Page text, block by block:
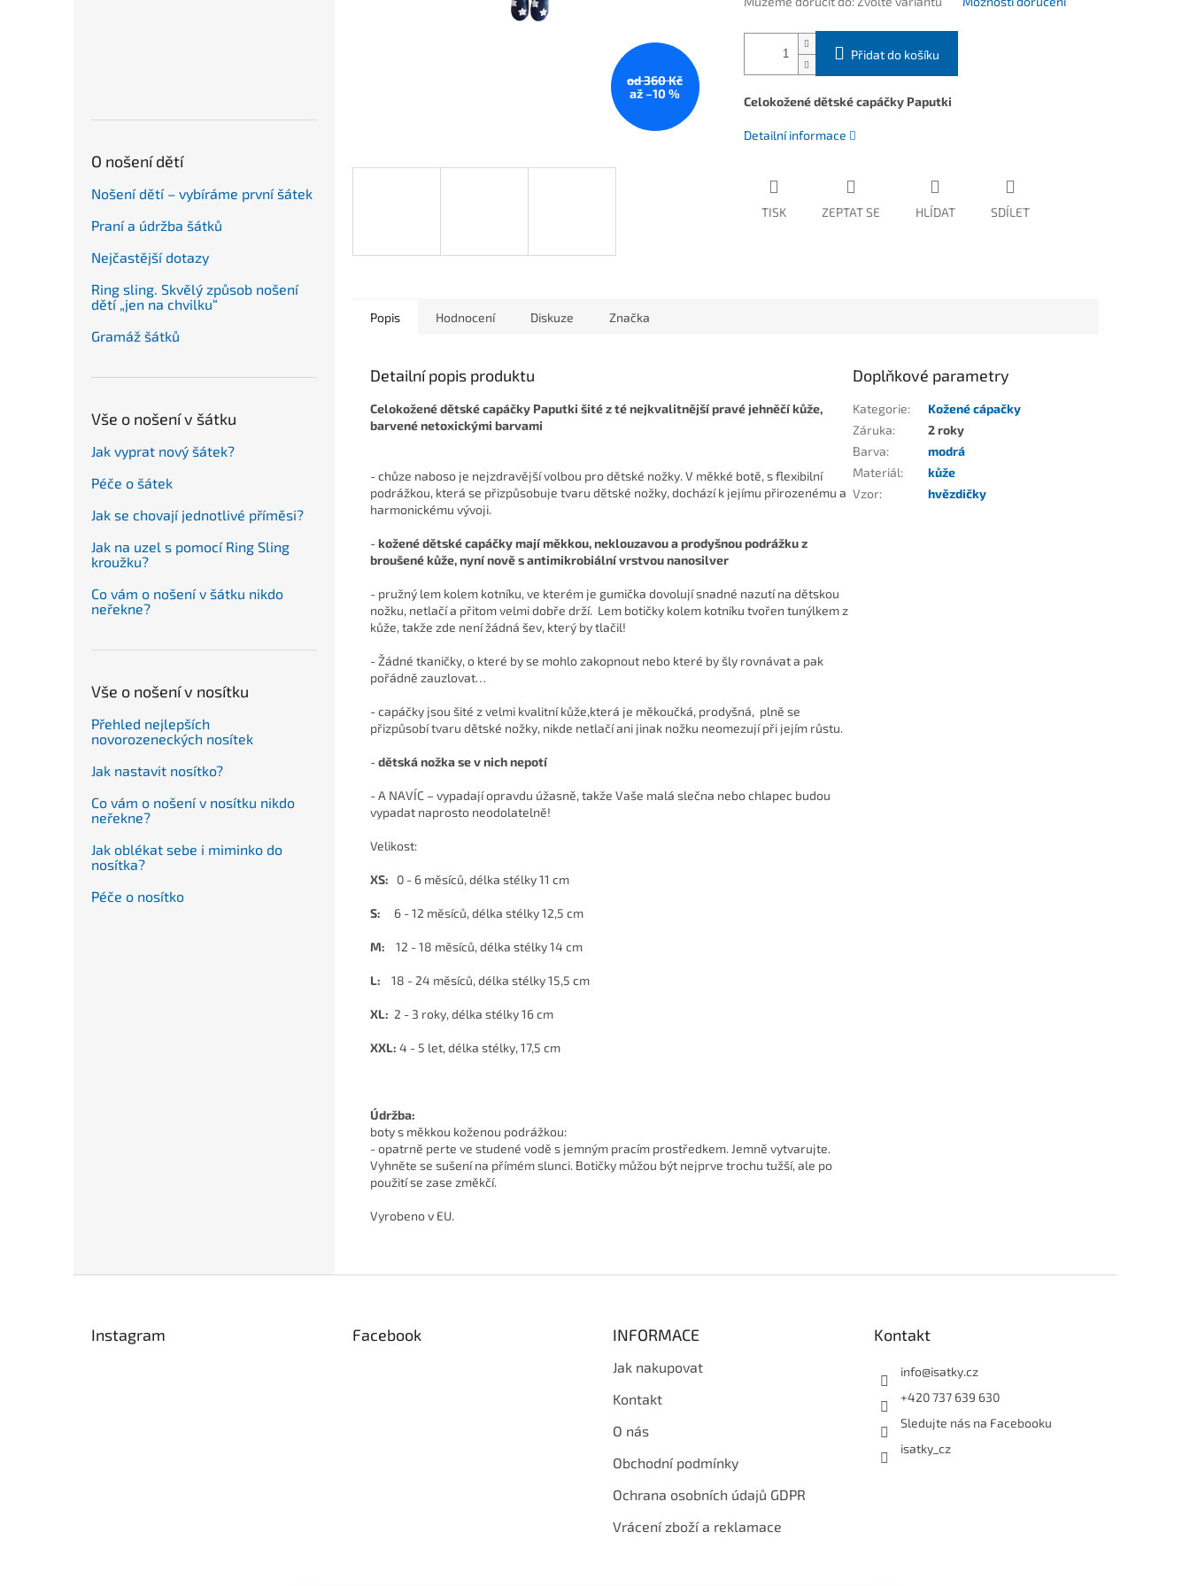
O nošení dětí
Nošení dětí – vybíráme první šátek
Praní a údržba šátků
Nejčastější dotazy
Ring sling. Skvělý způsob nošení
dětí „jen na chvilku“
Gramáž šátků
Vše o nošení v šátku
Jak vyprat nový šátek?
Péče o šátek
Jak se chovají jednotlivé příměsi?
Jak na uzel s pomocí Ring Sling
kroužku?
Co vám o nošení v šátku nikdo
neřekne?
Vše o nošení v nosítku
Přehled nejlepších
novorozeneckých nosítek
Jak nastavit nosítko?
Co vám o nošení v nosítku nikdo
neřekne?
Jak oblékat sebe i miminko do
nosítka?
Péče o nosítko
od 360 Kč
až –10 %
Přidat do košíku
Celokožené dětské capáčky Paputki
Detailní informace
TISK ZEPTAT SE HLÍDAT SDÍLET
Popis Hodnocení Diskuze Značka
Detailní popis produktu
Celokožené dětské capáčky Paputki šité z té nejkvalitnější pravé jehněčí kůže,
barvené netoxickými barvami
- chůze naboso je nejzdravější volbou pro dětské nožky. V měkké botě, s flexibilní
podrážkou, která se přizpůsobuje tvaru dětské nožky, dochází k jejímu přirozenému a
harmonickému vývoji.
-kožené dětské capáčky mají měkkou, neklouzavou a prodyšnou podrážku z
broušené kůže, nyní nově s antimikrobiální vrstvou nanosilver
- pružný lem kolem kotníku, ve kterém je gumička dovolují snadné nazutí na dětskou
nožku, netlačí a přitom velmi dobře drží. Lem botičky kolem kotníku tvořen tunýlkem z
kůže, takže zde není žádná šev, který by tlačil!
- Žádné tkaničky, o které by se mohlo zakopnout nebo které by šly rovnávat a pak
pořádně zauzlovat…
- capáčky jsou šité z velmi kvalitní kůže,která je měkoučká, prodyšná, plně se
přizpůsobí tvaru dětské nožky, nikde netlačí ani jinak nožku neomezují při jejím růstu.
-dětská nožka se v nich nepotí
- A NAVÍC – vypadají opravdu úžasně, takže Vaše malá slečna nebo chlapec budou
vypadat naprosto neodolatelně!
Velikost:
XS: 0 - 6 měsíců, délka stélky 11 cm
S: 6 - 12 měsíců, délka stélky 12,5 cm
M: 12 - 18 měsíců, délka stélky 14 cm
L: 18 - 24 měsíců, délka stélky 15,5 cm
XL: 2 - 3 roky, délka stélky 16 cm
XXL: 4 - 5 let, délka stélky, 17,5 cm
Údržba:
boty s měkkou koženou podrážkou:
- opatrně perte ve studené vodě s jemným pracím prostředkem. Jemně vytvarujte.
Vyhněte se sušení na přímém slunci. Botičky můžou být nejprve trochu tužší, ale po
použití se zase změkčí.
Vyrobeno v EU.
Doplňkové parametry
Kategorie:
Kožené cápačky
Záruka:
2 roky
Barva:
modrá
Materiál:
kůže
Vzor: hvězdičky
Instagram Facebook INFORMACE
Jak nakupovat
Kontakt
O nás
Obchodní podmínky
Ochrana osobních údajů GDPR
Vrácení zboží a reklamace
Kontakt
info@isatky.cz
+420 737 639 630
Sledujte nás na Facebooku
isatky_cz